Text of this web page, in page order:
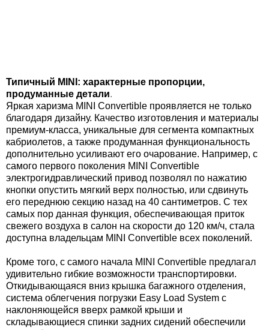
Типичный MINI: характерные пропорции,
продуманные детали.
Яркая харизма MINI Convertible проявляется не только
благодаря дизайну. Качество изготовления и материалы
премиум-класса, уникальные для сегмента компактных
кабриолетов, а также продуманная функциональность
дополнительно усиливают его очарование. Например, с
самого первого поколения MINI Convertible
электрогидравлический привод позволял по нажатию
кнопки опустить мягкий верх полностью, или сдвинуть
его переднюю секцию назад на 40 сантиметров. С тех
самых пор данная функция, обеспечивающая приток
свежего воздуха в салон на скорости до 120 км/ч, стала
доступна владельцам MINI Convertible всех поколений.
Кроме того, с самого начала MINI Convertible предлагал
удивительно гибкие возможности транспортировки.
Откидывающаяся вниз крышка багажного отделения,
система облегчения погрузки Easy Load System с
наклоняющейся вверх рамкой крыши и
складывающиеся спинки задних сидений обеспечили